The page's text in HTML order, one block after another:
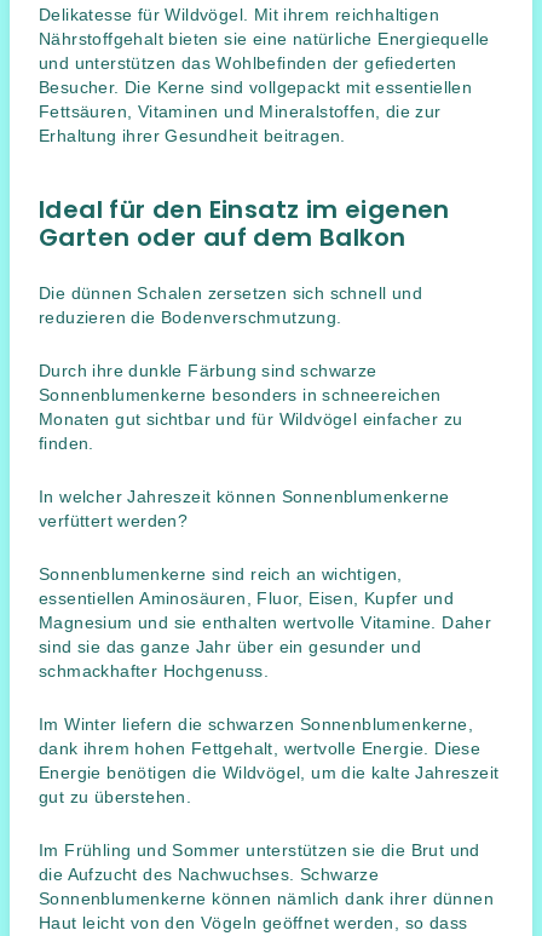
Delikatesse für Wildvögel. Mit ihrem reichhaltigen
Nährstoffgehalt bieten sie eine natürliche Energiequelle
und unterstützen das Wohlbefinden der gefiederten
Besucher. Die Kerne sind vollgepackt mit essentiellen
Fettsäuren, Vitaminen und Mineralstoffen, die zur
Erhaltung ihrer Gesundheit beitragen.
Ideal für den Einsatz im eigenen
Garten oder auf dem Balkon
Die dünnen Schalen zersetzen sich schnell und
reduzieren die Bodenverschmutzung.
Durch ihre dunkle Färbung sind schwarze
Sonnenblumenkerne besonders in schneereichen
Monaten gut sichtbar und für Wildvögel einfacher zu
finden.
In welcher Jahreszeit können Sonnenblumenkerne
verfüttert werden?
Sonnenblumenkerne sind reich an wichtigen,
essentiellen Aminosäuren, Fluor, Eisen, Kupfer und
Magnesium und sie enthalten wertvolle Vitamine. Daher
sind sie das ganze Jahr über ein gesunder und
schmackhafter Hochgenuss.
Im Winter liefern die schwarzen Sonnenblumenkerne,
dank ihrem hohen Fettgehalt, wertvolle Energie. Diese
Energie benötigen die Wildvögel, um die kalte Jahreszeit
gut zu überstehen.
Im Frühling und Sommer unterstützen sie die Brut und
die Aufzucht des Nachwuchses. Schwarze
Sonnenblumenkerne können nämlich dank ihrer dünnen
Haut leicht von den Vögeln geöffnet werden, so dass